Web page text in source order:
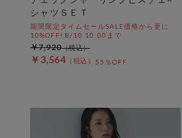
シャツＳＥＴ
期間限定タイムセールSALE価格から更に
10%OFF! 8/10 10:00まで
￥3,564 55％OFF
￥7,920